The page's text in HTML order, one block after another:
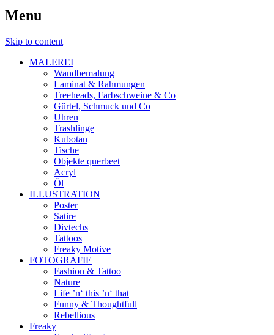
Menu
Skip to content
MALEREI
Wandbemalung
Laminat & Rahmungen
Treeheads, Farbschweine & Co
Gürtel, Schmuck und Co
Uhren
Trashlinge
Kubotan
Tische
Objekte querbeet
Acryl
Öl
ILLUSTRATION
Poster
Satire
Divtechs
Tattoos
Freaky Motive
FOTOGRAFIE
Fashion & Tattoo
Nature
Life ’n‘ this ’n‘ that
Funny & Thoughtfull
Rebellious
Freaky